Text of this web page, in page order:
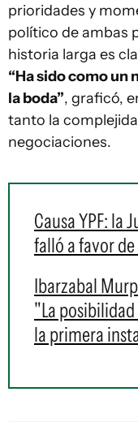
prioridades y
político de ambas
historia larga es
“Ha sido como un
la boda”, graficó,
tanto la
negociaciones.
Causa YPF: la
falló a favor
Ibarzabal
"La
la primera